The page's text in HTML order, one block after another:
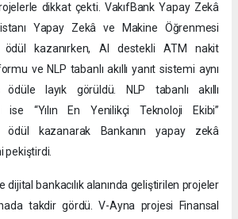
dikkat çekti. VakıfBank Yapay Zekâ
Yapay Zekâ ve Makine Öğrenmesi
ödül kazanırken, AI destekli ATM nakit
ve NLP tabanlı akıllı yanıt sistemi aynı
layık görüldü. NLP tabanlı akıllı
ise “Yılın En Yenilikçi Teknoloji Ekibi”
ödül kazanarak Bankanın yapay zekâ
pekiştirdi.
dijital bankacılık alanında geliştirilen projeler
takdir gördü. V-Ayna projesi Finansal